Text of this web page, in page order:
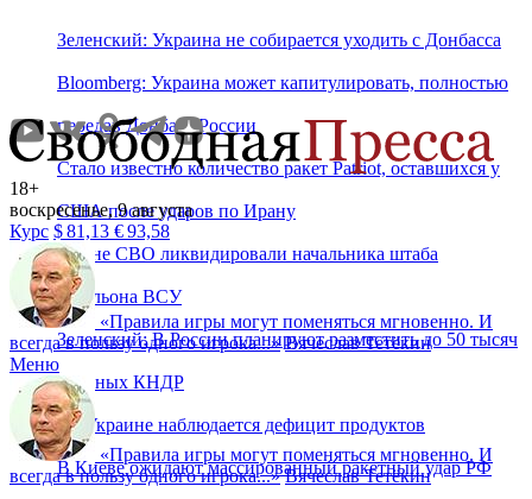
Зеленский: Украина не собирается уходить с Донбасса
Bloomberg: Украина может капитулировать, полностью
передав Донбасс России
Стало известно количество ракет Patriot, оставшихся у
США после ударов по Ирану
В зоне СВО ликвидировали начальника штаба
батальона ВСУ
Зеленский: В России планируют разместить до 50 тысяч
военных КНДР
На Украине наблюдается дефицит продуктов
В Киеве ожидают массированный ракетный удар РФ
18+
воскресенье, 9 августа
Курс $81,13 €93,58
«Правила игры могут поменяться мгновенно. И
всегда в пользу одного игрока...» Вячеслав Тетёкин
Меню
«Правила игры могут поменяться мгновенно. И
всегда в пользу одного игрока...» Вячеслав Тетёкин